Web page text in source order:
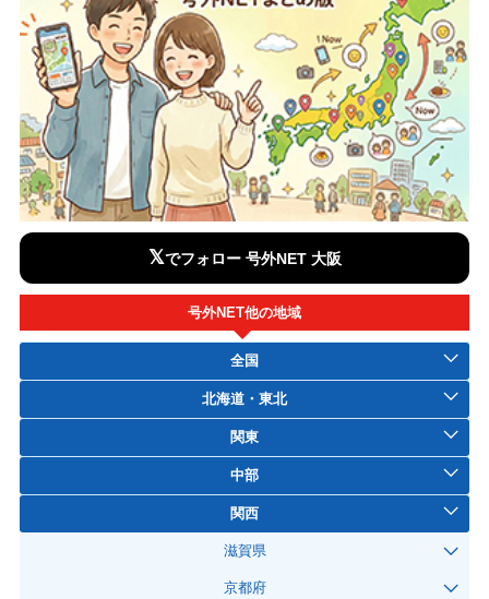
𝕏でフォロー 号外NET 大阪
号外NET他の地域
全国
北海道・東北
関東
中部
関西
滋賀県
京都府